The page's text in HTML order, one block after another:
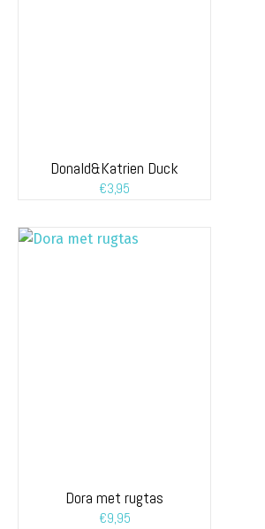
Donald&Katrien Duck
€3,95
Dora met rugtas
€9,95